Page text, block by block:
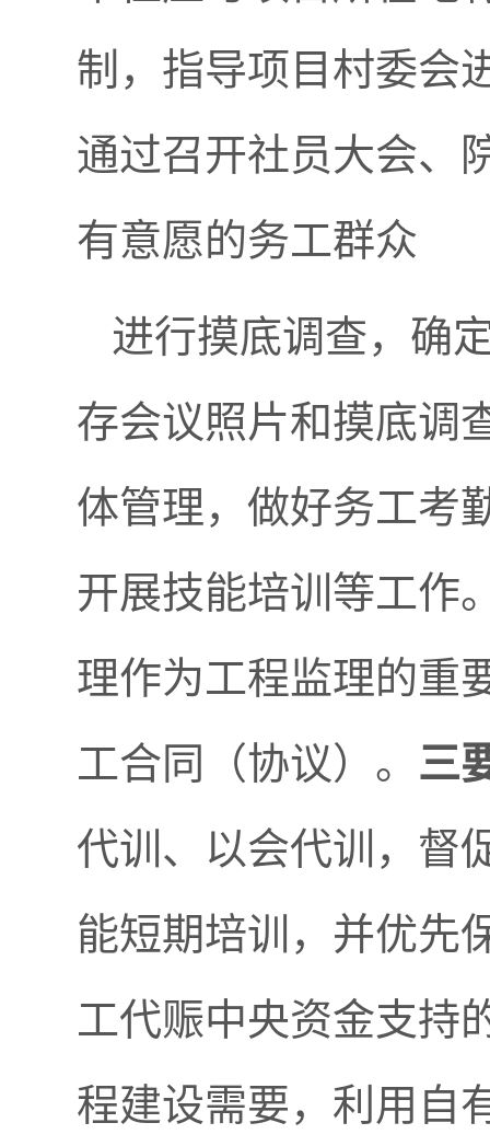
制，指导项目村委会
通过召开社员大会、
有意愿的务工群众
进行摸底调查，确
存会议照片和摸底调
体管理，做好务工考
开展技能培训等工作
理作为工程监理的重
工合同（协议）。 三
代训、以会代训，督
能短期培训，并优先
工代赈中央资金支持
程建设需要，利用自